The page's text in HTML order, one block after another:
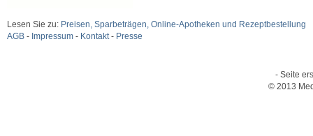
Lesen Sie zu: Preisen, Sparbeträgen, Online-Apotheken und Rezeptbestellung
AGB - Impressum - Kontakt- Presse
- Seite
© 2013